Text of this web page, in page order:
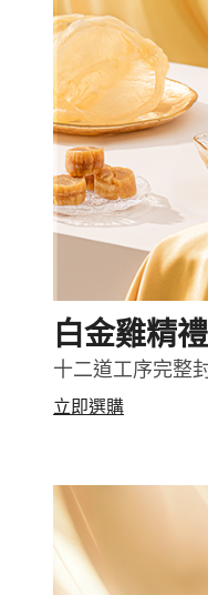
白金雞精
十二道工序完整
立即選購